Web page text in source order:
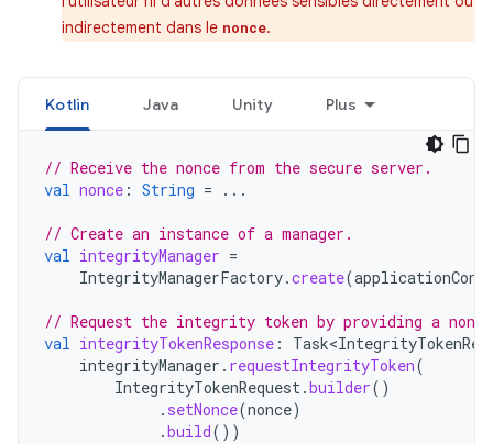
indirectement dans le nonce.
Kotlin Java Unity Plus
// Receive the nonce from the secure server.
val nonce : String = ...
// Create an instance of a manager.
val integrityManager =
IntegrityManagerFactory.create(
// Request the integrity token by providing a
val integrityTokenResponse :
integrityManager . requestIntegrityToken(
IntegrityTokenRequest.builder()
. setNonce(nonce)
.build())